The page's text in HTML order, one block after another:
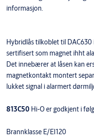
informasjon.
Hybridlås tilkoblet til
sertifisert som magnet ihht
Det innebærer at låsen kan
magnetkontakt montert
lukket signal i alarmert
813C50Hi-O er godkjent i
Brannklasse E/EI120